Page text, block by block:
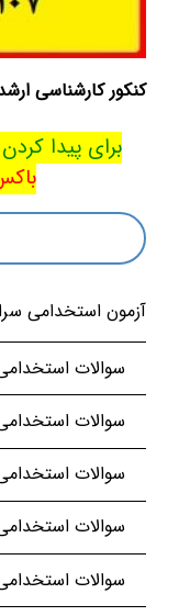
کنکور کارشناسی
برای پیدا
آزمون استخدامی
سوالات
سوالات
سوالات
سوالات
سوالات